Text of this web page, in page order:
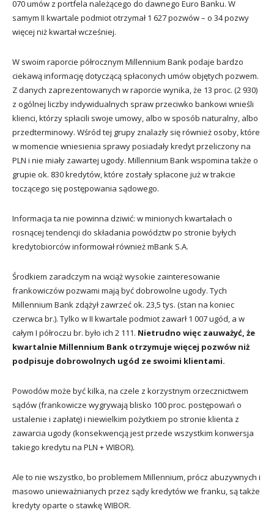
070 umów z portfela należącego do dawnego Euro Banku. W
samym II kwartale podmiot otrzymał 1 627 pozwów – o 34 pozwy
więcej niż kwartał wcześniej.
W swoim raporcie półrocznym Millennium Bank podaje bardzo
ciekawą informację dotyczącą spłaconych umów objętych pozwem.
Z danych zaprezentowanych w raporcie wynika, że 13 proc. (2 930)
z ogólnej liczby indywidualnych spraw przeciwko bankowi wnieśli
klienci, którzy spłacili swoje umowy, albo w sposób naturalny, albo
przedterminowy. Wśród tej grupy znalazły się również osoby, które
w momencie wniesienia sprawy posiadały kredyt przeliczony na
PLN i nie miały zawartej ugody. Millennium Bank wspomina także o
grupie ok. 830 kredytów, które zostały spłacone już w trakcie
toczącego się postępowania sądowego.
Informacja ta nie powinna dziwić: w minionych kwartałach o
rosnącej tendencji do składania powództw po stronie byłych
kredytobiorców informował również mBank S.A.
Środkiem zaradczym na wciąż wysokie zainteresowanie
frankowiczów pozwami mają być dobrowolne ugody. Tych
Millennium Bank zdążył zawrzeć ok. 23,5 tys. (stan na koniec
czerwca br.). Tylko w II kwartale podmiot zawarł 1 007 ugód, a w
całym I półroczu br. było ich 2 111. Nietrudno więc zauważyć, że
kwartalnie Millennium Bank otrzymuje więcej pozwów niż
podpisuje dobrowolnych ugód ze swoimi klientami.
Powodów może być kilka, na czele z korzystnym orzecznictwem
sądów (frankowicze wygrywają blisko 100 proc. postępowań o
ustalenie i zapłatę) i niewielkim pożytkiem po stronie klienta z
zawarcia ugody (konsekwencją jest przede wszystkim konwersja
takiego kredytu na PLN + WIBOR).
Ale to nie wszystko, bo problemem Millennium, prócz abuzywnych i
masowo unieważnianych przez sądy kredytów we franku, są także
kredyty oparte o stawkę WIBOR.